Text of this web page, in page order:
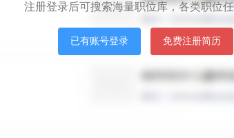
注册登录后可搜索海量职位库，各类职位
已有账号登录 免费注册简历